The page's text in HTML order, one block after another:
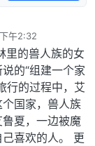
午2:32
里的兽人族的女
的“组建一个家
行的过程中，艾
国家，兽人族
夏，一边被魔
喜欢的人。 更